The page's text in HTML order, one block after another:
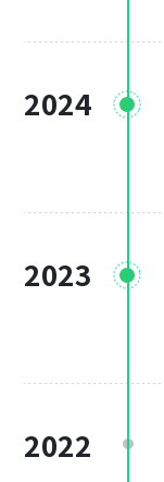
2024
2023
2022